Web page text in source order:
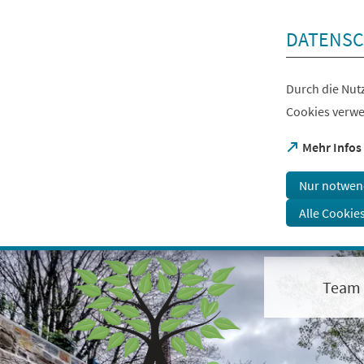
Visuelle
Assistenzsoftware
öffnen.
Mit
der
Tastatur
erreichbar
über
ALT
Durch die
Cookies
Mehr Infos
(Öffnet
einem
neuen
Tab)
Nur
Alle
Team